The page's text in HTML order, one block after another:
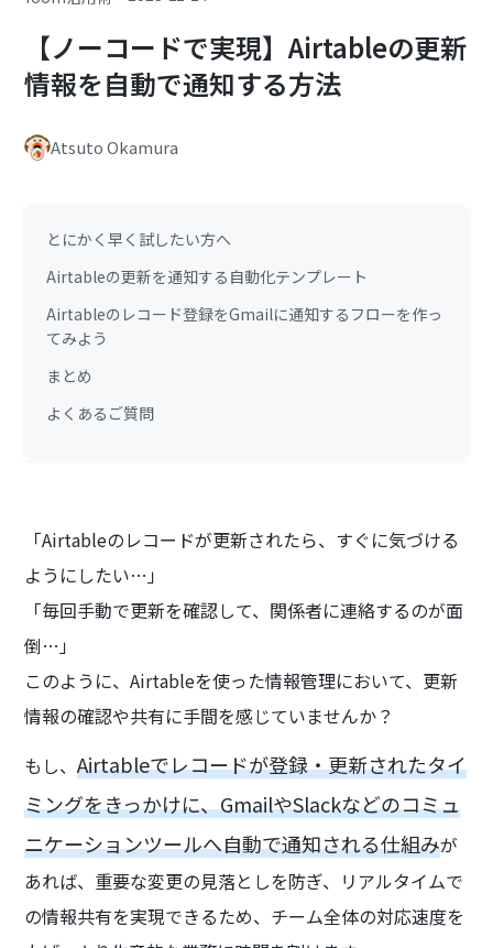
【ノーコードで実現】Airtableの更新
情報を自動で通知する方法
Atsuto Okamura
とにかく早く試したい方へ
Airtableの更新を通知する自動化テンプレート
Airtableのレコード登録をGmailに通知するフローを作っ
てみよう
まとめ
よくあるご質問
「Airtableのレコードが更新されたら、すぐに気づける
ようにしたい…」
「毎回手動で更新を確認して、関係者に連絡するのが面
倒…」
このように、Airtableを使った情報管理において、更新
情報の確認や共有に手間を感じていませんか？
もし、Airtableでレコードが登録・更新されたタイ
ミングをきっかけに、GmailやSlackなどのコミュ
ニケーションツールへ自動で通知される仕組みが
あれば、重要な変更の見落としを防ぎ、リアルタイムで
の情報共有を実現できるため、チーム全体の対応速度を